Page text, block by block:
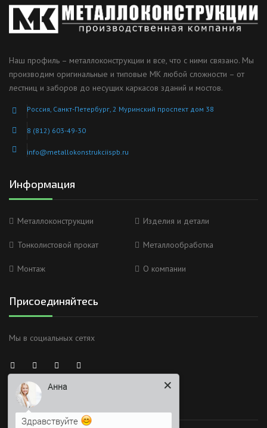
Наш профиль – металлоконструкции и все, что с ними связано. Мы
производим оригинальные и типовые МК любой сложности – от
лестниц и заборов до несущих каркасов зданий и мостов.
Россия, Санкт-Петербург, 2 Муринский проспект дом 38
8 (812) 603-49-30
info@metallokonstrukciispb.ru
Информация
Металлоконструкции Изделия и детали
Тонколистовой прокат Металлообработка
Монтаж О компании
Присоединяйтесь
Мы в социальных сетях
Время работы
Здравствуйте
Я Вас вижу)